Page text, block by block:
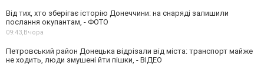
Від тих, хто зберігає історію Донеччини: на снаряді залишили
послання окупантам, - ФОТО
09:43,Вчора
Петровський район Донецька відрізали від міста: транспорт майже
не ходить, люди змушені йти пішки, - ВІДЕО